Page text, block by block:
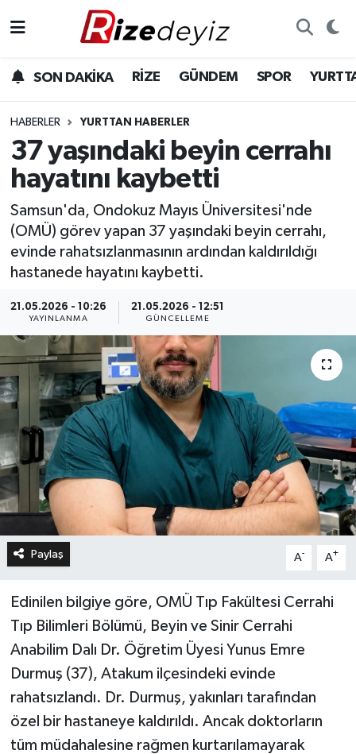
SON DAKİKA RİZE GÜNDEM SPOR
HABERLER YURTTAN HABERLER
37 yaşındaki beyin cerrahı
hayatını kaybetti
Samsun'da, Ondokuz Mayıs Üniversitesi'nde
(OMÜ) görev yapan 37 yaşındaki beyin cerrahı,
evinde rahatsızlanmasının ardından kaldırıldığı
hastanede hayatını kaybetti.
21.05.2026 - 10:26
YAYINLANMA
21.05.2026 - 12:51
GÜNCELLEME
Paylaş A- A+
Edinilen bilgiye göre, OMÜ Tıp Fakültesi Cerrahi
Tıp Bilimleri Bölümü, Beyin ve Sinir Cerrahi
Anabilim Dalı Dr. Öğretim Üyesi Yunus Emre
Durmuş (37), Atakum ilçesindeki evinde
rahatsızlandı. Dr. Durmuş, yakınları tarafından
özel bir hastaneye kaldırıldı. Ancak doktorların
tüm müdahalesine rağmen kurtarılamayarak
Gündem
Yurttan Haberler
Ekonomi
Teknoloji
Rize Hava Durumu
Rize Trafik Yoğunluk Haritası
Süper Lig Puan Durumu ve Fikstür
Tüm Manşetler
Haber Arşivi